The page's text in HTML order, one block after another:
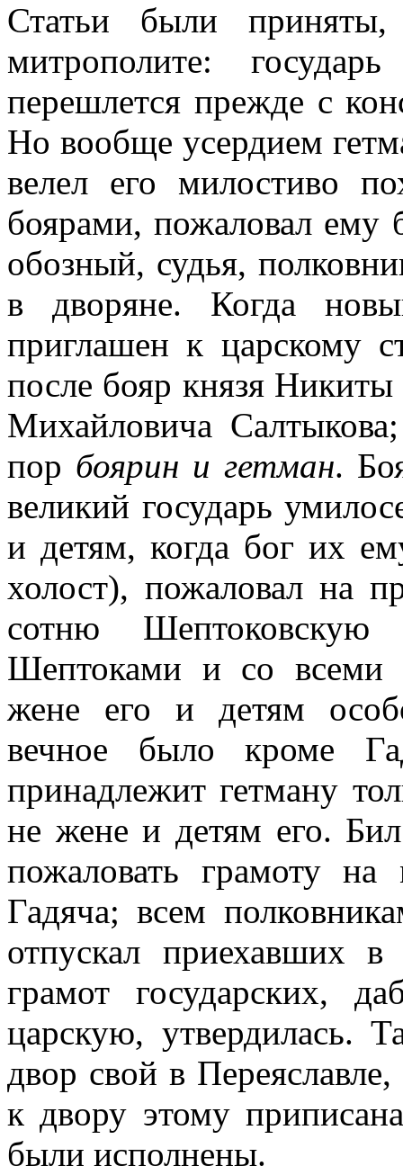
Статьи были
митрополите:
перешлется прежде с
Но вообще усердием
велел его милостиво
боярами, пожаловал ему
обозный, судья,
в дворяне. Когда
приглашен к царскому
после бояр князя
Михайловича
пор боярин и гетман.
великий государь
и детям, когда бог их
холост), пожаловал на
сотню
Шептоками и со всеми
жене его и детям
вечное было кроме
принадлежит гетману
не жене и детям его.
пожаловать грамоту на
Гадяча; всем
отпускал приехавших
грамот государских,
царскую, утвердилась.
двор свой в
к двору этому
были исполнены.